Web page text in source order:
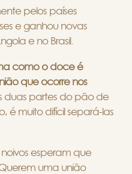
pelos países
e ganhou novas
e no Brasil.
como o doce é
que ocorre nos
duas partes do pão de
é muito difícil separá-las
esperam que
uma união